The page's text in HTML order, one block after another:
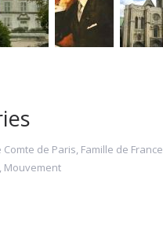
de Paris, Famille de France
Mouvement